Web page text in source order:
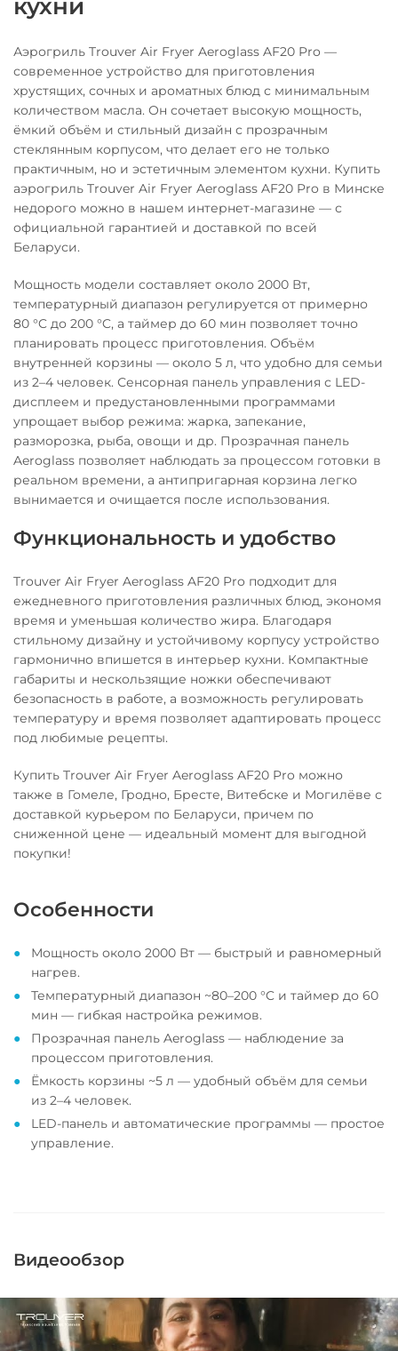
кухни
Аэрогриль Trouver Air Fryer Aeroglass AF20 Pro —
современное устройство для приготовления
хрустящих, сочных и ароматных блюд с минимальным
количеством масла. Он сочетает высокую мощность,
ёмкий объём и стильный дизайн с прозрачным
стеклянным корпусом, что делает его не только
практичным, но и эстетичным элементом кухни. Купить
аэрогриль Trouver Air Fryer Aeroglass AF20 Pro в Минске
недорого можно в нашем интернет-магазине — с
официальной гарантией и доставкой по всей
Беларуси.
Мощность модели составляет около 2000 Вт,
температурный диапазон регулируется от примерно
80 °C до 200 °C, а таймер до 60 мин позволяет точно
планировать процесс приготовления. Объём
внутренней корзины — около 5 л, что удобно для семьи
из 2–4 человек. Сенсорная панель управления с LED-
дисплеем и предустановленными программами
упрощает выбор режима: жарка, запекание,
разморозка, рыба, овощи и др. Прозрачная панель
Aeroglass позволяет наблюдать за процессом готовки в
реальном времени, а антипригарная корзина легко
вынимается и очищается после использования.
Функциональность и удобство
Trouver Air Fryer Aeroglass AF20 Pro подходит для
ежедневного приготовления различных блюд, экономя
время и уменьшая количество жира. Благодаря
стильному дизайну и устойчивому корпусу устройство
гармонично впишется в интерьер кухни. Компактные
габариты и нескользящие ножки обеспечивают
безопасность в работе, а возможность регулировать
температуру и время позволяет адаптировать процесс
под любимые рецепты.
Купить Trouver Air Fryer Aeroglass AF20 Pro можно
также в Гомеле, Гродно, Бресте, Витебске и Могилёве с
доставкой курьером по Беларуси, причем по
сниженной цене — идеальный момент для выгодной
покупки!
Особенности
Мощность около 2000 Вт — быстрый и равномерный
нагрев.
Температурный диапазон ~80–200 °C и таймер до 60
мин — гибкая настройка режимов.
Прозрачная панель Aeroglass — наблюдение за
процессом приготовления.
Ёмкость корзины ~5 л — удобный объём для семьи
из 2–4 человек.
LED-панель и автоматические программы — простое
управление.
Видеообзор